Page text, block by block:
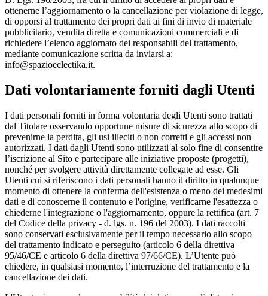
ottenerne l’aggiornamento o la cancellazione per violazione di legge,
di opporsi al trattamento dei propri dati ai fini di invio di materiale
pubblicitario, vendita diretta e comunicazioni commerciali e di
richiedere l’elenco aggiornato dei responsabili del trattamento,
mediante comunicazione scritta da inviarsi a:
info@spazioeclectika.it.
Dati volontariamente forniti dagli Utenti
I dati personali forniti in forma volontaria degli Utenti sono trattati
dal Titolare osservando opportune misure di sicurezza allo scopo di
prevenirne la perdita, gli usi illeciti o non corretti e gli accessi non
autorizzati. I dati dagli Utenti sono utilizzati al solo fine di consentire
l’iscrizione al Sito e partecipare alle iniziative proposte (progetti),
nonché per svolgere attività direttamente collegate ad esse. Gli
Utenti cui si riferiscono i dati personali hanno il diritto in qualunque
momento di ottenere la conferma dell'esistenza o meno dei medesimi
dati e di conoscerne il contenuto e l'origine, verificarne l'esattezza o
chiederne l'integrazione o l'aggiornamento, oppure la rettifica (art. 7
del Codice della privacy - d. lgs. n. 196 del 2003). I dati raccolti
sono conservati esclusivamente per il tempo necessario allo scopo
del trattamento indicato e perseguito (articolo 6 della direttiva
95/46/CE e articolo 6 della direttiva 97/66/CE). L’Utente può
chiedere, in qualsiasi momento, l’interruzione del trattamento e la
cancellazione dei dati.